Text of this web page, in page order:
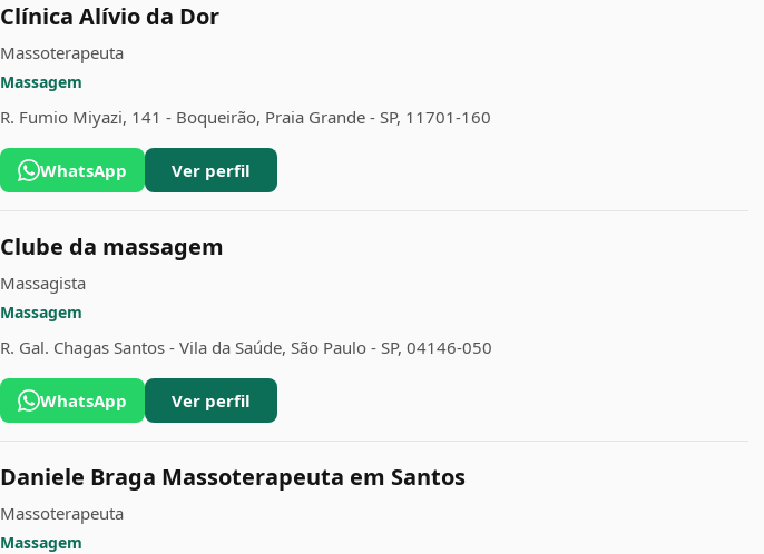
Clínica Alívio da Dor
Massoterapeuta
Massagem
R. Fumio Miyazi, 141 - Boqueirão, Praia Grande - SP, 11701-160
WhatsApp Ver perfil
Clube da massagem
Massagista
Massagem
R. Gal. Chagas Santos - Vila da Saúde, São Paulo - SP, 04146-050
WhatsApp Ver perfil
Daniele Braga Massoterapeuta em Santos
Massoterapeuta
Massagem